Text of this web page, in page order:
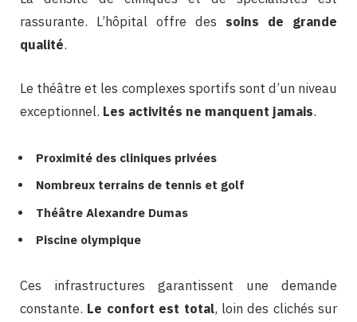
rassurante. L’hôpital offre des soins de grande
qualité.
Le théâtre et les complexes sportifs sont d’un niveau
exceptionnel. Les activités ne manquent jamais.
Proximité des cliniques privées
Nombreux terrains de tennis et golf
Théâtre Alexandre Dumas
Piscine olympique
Ces infrastructures garantissent une demande
constante. Le confort est total, loin des clichés sur